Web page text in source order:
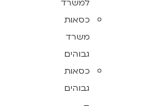
למשרד
כסאות
משרד
גבוהים
כסאות
גבוהים
–